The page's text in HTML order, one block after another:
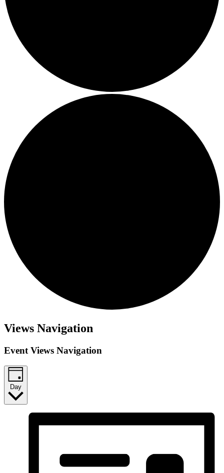
Views Navigation
Event Views Navigation
Day